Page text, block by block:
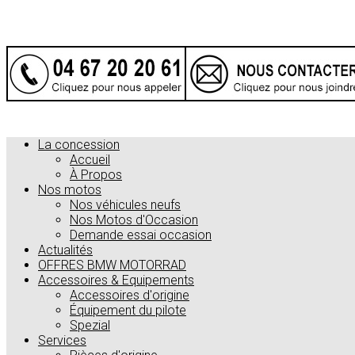
La concession
Accueil
À Propos
Nos motos
Nos véhicules neufs
Nos Motos d'Occasion
Demande essai occasion
Actualités
OFFRES BMW MOTORRAD
Accessoires & Equipements
Accessoires d'origine
Équipement du pilote
Spezial
Services